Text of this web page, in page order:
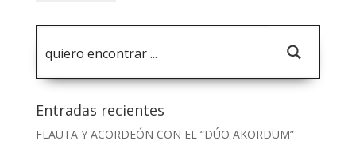
Entradas recientes
FLAUTA Y ACORDEÓN CON EL “DÚO AKORDUM”